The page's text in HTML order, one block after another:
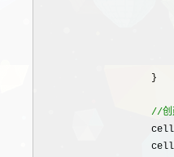
                    }
//
                    cell